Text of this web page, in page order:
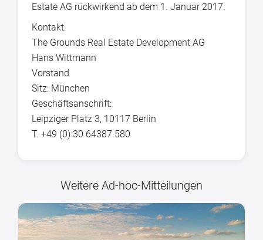
Estate AG rückwirkend ab dem 1. Januar 2017.
Kontakt:
The Grounds Real Estate Development AG
Hans Wittmann
Vorstand
Sitz: München
Geschäftsanschrift:
Leipziger Platz 3, 10117 Berlin
T. +49 (0) 30 64387 580
Weitere Ad-hoc-Mitteilungen